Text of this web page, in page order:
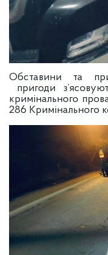
Обставини та
пригоди
кримінального
286 Кримінального